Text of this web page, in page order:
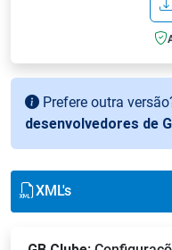
Prefere outra
desenvolvedores de
XML's